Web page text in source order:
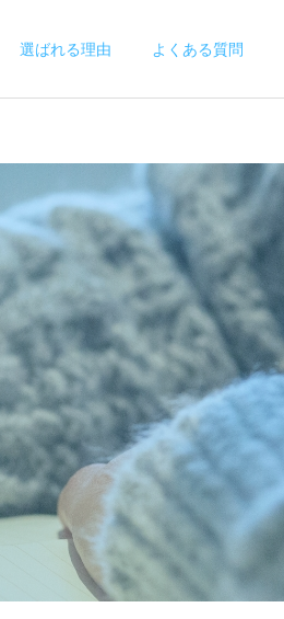
選ばれる理由 よくある質問
施術案内
保険施術
腰痛の直し方！今日からで
きるストレッチと生活習慣
の見直し